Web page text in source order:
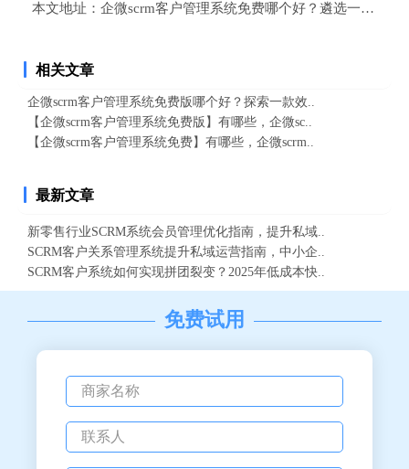
本文地址： 企微scrm客户管理系统免费哪个好？遴选一款效能
相关文章
企微scrm客户管理系统免费版哪个好？探索一款效..
【企微scrm客户管理系统免费版】有哪些，企微sc..
【企微scrm客户管理系统免费】有哪些，企微scrm..
最新文章
新零售行业SCRM系统会员管理优化指南，提升私域..
SCRM客户关系管理系统提升私域运营指南，中小企..
SCRM客户系统如何实现拼团裂变？2025年低成本快..
免费试用